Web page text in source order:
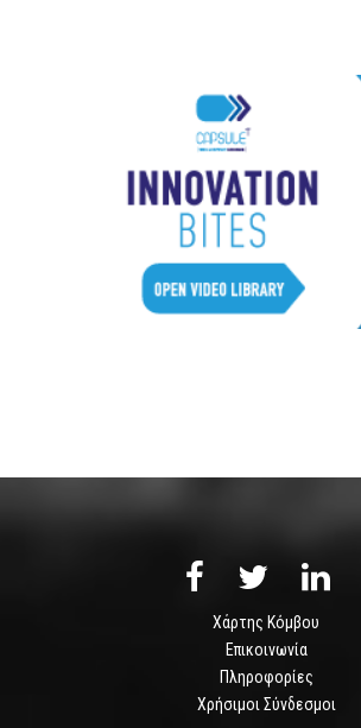
Χάρτης Κόμβου
Επικοινωνία
Πληροφορίες
Χρήσιμοι Σύνδεσμοι